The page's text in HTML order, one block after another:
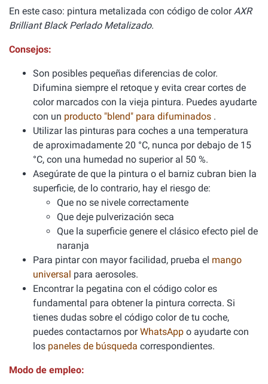
En este caso: pintura metalizada con código de colorAXR
Brilliant Black Perlado Metalizado.
Consejos:
Son posibles pequeñas diferencias de color.
Difumina siempre el retoque y evita crear cortes de
color marcados con la vieja pintura. Puedes ayudarte
con un producto "blend" para difuminados .
Utilizar las pinturas para coches a una temperatura
de aproximadamente 20 °C, nunca por debajo de 15
°C, con una humedad no superior al 50 %.
Asegúrate de que la pintura o el barniz cubran bien la
superficie, de lo contrario, hay el riesgo de:
Que no se nivele correctamente
Que deje pulverización seca
Que la superficie genere el clásico efecto piel de
naranja
Para pintar con mayor facilidad, prueba el mango
universal para aerosoles.
Encontrar la pegatina con el código color es
fundamental para obtener la pintura correcta. Si
tienes dudas sobre el código color de tu coche,
puedes contactarnos porWhatsApp o ayudarte con
los paneles de búsqueda correspondientes.
Modo de empleo: